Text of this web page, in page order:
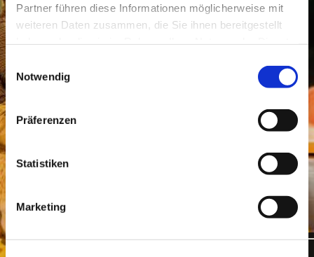
Partner führen diese Informationen möglicherweise mit
weiteren Daten zusammen, die Sie ihnen bereitgestellt
Einwilligungsauswahl
Notwendig
Präferenzen
Statistiken
Marketing